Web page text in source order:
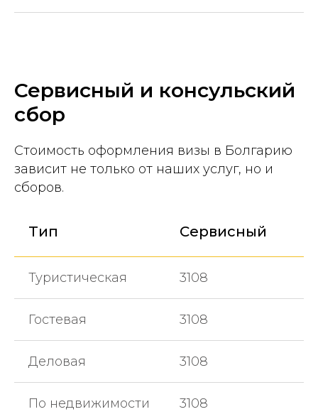
Сервисный и консульский
сбор
Стоимость оформления визы в Болгарию
зависит не только от наших услуг, но и
сборов.
Тип Сервисный
Туристическая 3108
Гостевая 3108
Деловая 3108
По недвижимости 3108